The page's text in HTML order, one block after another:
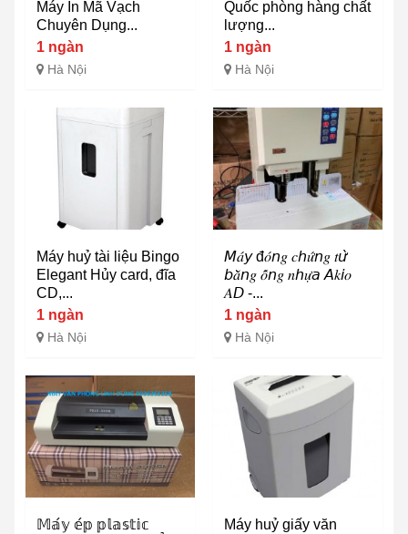
Máy In Mã Vạch
Chuyên Dụng...
1 ngàn
Hà Nội
Quốc phòng hàng chất
lượng...
1 ngàn
Hà Nội
Máy huỷ tài liệu Bingo
Elegant Hủy card, đĩa
CD,...
1 ngàn
Hà Nội
𝘔𝑎́𝘺 đ𝑜́𝘯𝑔 𝑐𝘩𝑢̛́𝘯𝑔 𝑡𝘶̛̀
𝘣𝑎̆̀𝘯𝑔 𝑜̂́𝘯𝑔 𝑛𝘩𝑢̛̣𝘢 𝘈𝑘𝘪𝑜
𝐴𝘋 -...
1 ngàn
Hà Nội
𝕄𝕒́𝕪 𝕖́𝕡 𝕡𝕝𝕒𝕤𝕥𝕚𝕔
Máy huỷ giấy văn